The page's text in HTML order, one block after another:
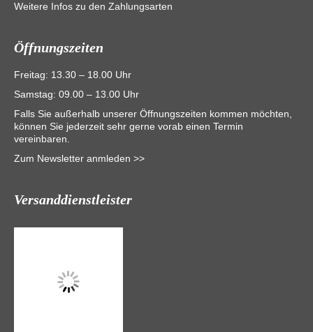
Weitere Infos zu den Zahlungsarten
Öffnungszeiten
Freitag: 13.30 – 18.00 Uhr
Samstag: 09.00 – 13.00 Uhr
Falls Sie außerhalb unserer Öffnungszeiten kommen möchten,
können Sie jederzeit sehr gerne vorab einen Termin
vereinbaren.
Zum Newsletter anmleden >>
Versanddienstleister